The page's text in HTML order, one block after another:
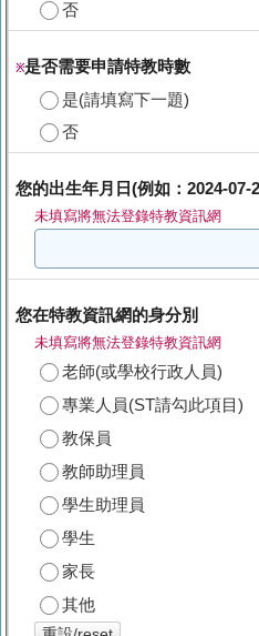
否
※是否需要申請特教時數
是(請填寫下一題)
否
您的出生年月日(例如：2024-07-
未填寫將無法登錄特教資訊網
您在特教資訊網的身分別
未填寫將無法登錄特教資訊網
老師(或學校行政人員)
專業人員(ST請勾此項目)
教保員
教師助理員
學生助理員
學生
家長
其他